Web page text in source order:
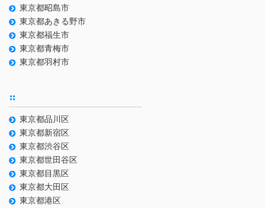
東京都昭島市
東京都あきる野市
東京都福生市
東京都青梅市
東京都羽村市
東京都品川区
東京都新宿区
東京都渋谷区
東京都世田谷区
東京都目黒区
東京都大田区
東京都港区